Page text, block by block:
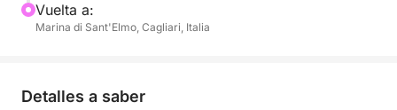
Vuelta a:
Marina di Sant'Elmo, Cagliari, Italia
Detalles a saber